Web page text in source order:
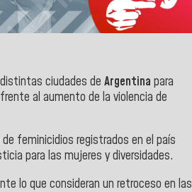
ciudades de Argentina para
al aumento de la violencia de
feminicidios registrados en el país
para las mujeres y diversidades.
lo que consideran un retroceso en las